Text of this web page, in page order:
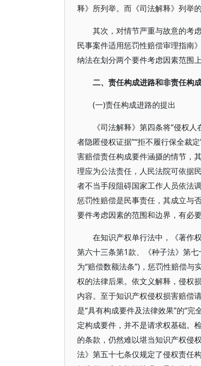
释》所列举。而《司法解释》列举
其次，对情节严重与故意的考
民事案件适用惩罚性赔偿审理指南
纳法在划分两个要件考虑因素范围上
二、责任构成进路和非责任构
(一)责任构成进路的提出
《司法解释》第四条将“侵权
者隐匿侵权证据”“拒不履行保全裁
害赔偿责任构成要件涵摄的情节，
理应为公法责任，人民法院可依据
者不当手段阻碍国家工作人员依法
惩罚性赔偿是民事责任，其成立与
要件考虑因素的范围和边界，有必
在知识产权单行法中，《著作
第六十三条第1款、《种子法》第
为“赔偿数额法条”)，惩罚性赔偿
权的法律后果。依文义解释，侵权
内容。至于知识产权侵权损害赔偿
是“具有构成要件及法律效果”的“
定构成要件，并不是请求权基础。
的条款，仍然难以堪当知识产权侵
法》第五十七条仅规定了侵权责任